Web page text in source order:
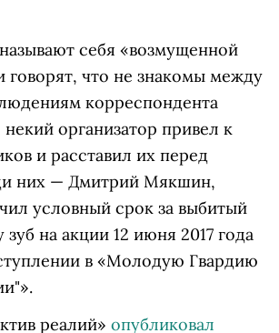
себя «возмущенной
что не знакомы между
корреспондента
организатор привел к
и расставил их перед
них — Дмитрий Мякшин,
условный срок за выбитый
на акции 12 июня 2017 года
в «Молодую Гвардию
реалий» опубликовал